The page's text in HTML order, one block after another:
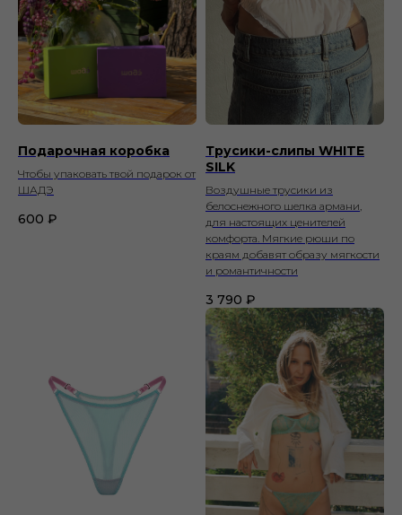
Подарочная коробка
Чтобы упаковать твой подарок от
ШАДЭ
600 ₽
Трусики-слипы WHITE
SILK
Воздушные трусики из
белоснежного шелка армани,
для настоящих ценителей
комфорта. Мягкие рюши по
краям добавят образу мягкости
и романтичности
3 790 ₽